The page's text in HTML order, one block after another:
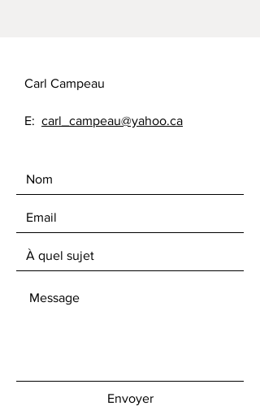
Carl Campeau
E: carl_campeau@yahoo.ca
Envoyer